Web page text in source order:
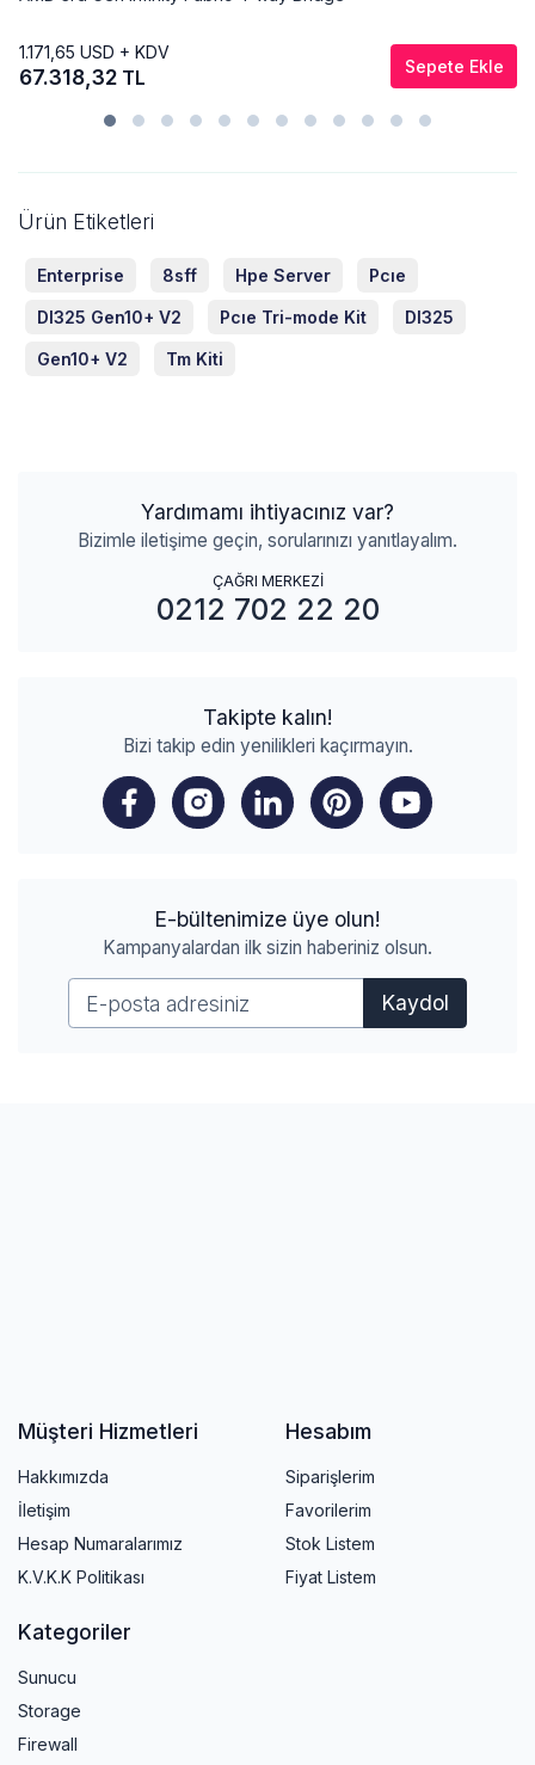
1.171,65 USD + KDV
67.318,32 TL Sepete Ekle
Ürün Etiketleri
Enterprise 8sff Hpe Server Pcıe
Dl325 Gen10+ V2 Pcıe Tri-mode Kit Dl325
Gen10+ V2 Tm Kiti
Yardımamı ihtiyacınız var?
Bizimle iletişime geçin, sorularınızı yanıtlayalım.
ÇAĞRI MERKEZİ
0212 702 22 20
Takipte kalın!
Bizi takip edin yenilikleri kaçırmayın.
E-bültenimize üye olun!
Kampanyalardan ilk sizin haberiniz olsun.
Kaydol
Müşteri Hizmetleri
Hakkımızda
İletişim
Hesap Numaralarımız
K.V.K.K Politikası
Hesabım
Siparişlerim
Favorilerim
Stok Listem
Fiyat Listem
Kategoriler
Sunucu
Storage
Firewall